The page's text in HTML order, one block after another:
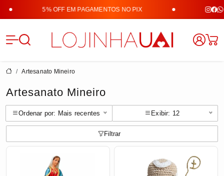
5% OFF EM PAGAMENTOS NO PIX
Artesanato Mineiro
Artesanato Mineiro
Ordenar por: Mais recentes Exibir: 12
Filtrar